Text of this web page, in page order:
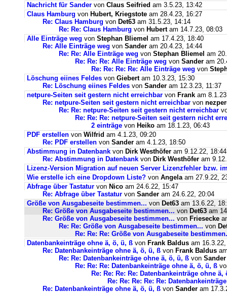
Nachricht für Sander von Claus Seifried am 3.5.23, 13:42
Claus Hamburg von Hubert, Kriegstote am 28.4.23, 16:27
Re: Claus Hamburg von Det63 am 31.5.23, 14:14
Re: Re: Claus Hamburg von Hubertam 14.7.23, 08:03
Alle Einträge weg von Stephan Bliemel am 17.4.23, 18:40
Re: Alle Einträge weg von Sander am 20.4.23, 14:44
Re: Re: Alle Einträge weg von Stephan Bliemel am
Re: Re: Re: Alle Einträge weg von Sander am
Re: Re: Re: Re: Alle Einträge weg von
Löschung eiines Feldes von Giebertam 10.3.23, 15:30
Re: Löschung eiines Feldes von Sander am 12.3.23, 11:37
netpure-Seiten seit gestern nicht erreichbar von Frank am
Re: netpure-Seiten seit gestern nicht erreichbar von
Re: Re: netpure-Seiten seit gestern nicht erreichbar
Re: Re: Re: netpure-Seiten seit gestern nicht
2 einträge von Heiko am 18.1.23, 06:43
PDF erstellen von Wilfrid am 4.1.23, 09:20
Re: PDF erstellen von Sander am 4.1.23, 18:50
Abstimmung in Datenbank von Dirk Westhöfer am 9.12.22, 18:44
Re: Abstimmung in Datenbank von Dirk Westhöfer am
Lizenz-Version Migration auf neuen Server Lizenzfehler bzw.
Wie erstelle ich eine Dropdown Liste? von Angela am 27.9.22,
Abfrage über Tastatur von Nico am 24.6.22, 15:47
Re: Abfrage über Tastatur von Sander am 24.6.22, 20:04
Größe von Ausgabeseite bestimmen... von Det63 am 13.6.22,
Re: Größe von Ausgabeseite bestimmen... von Det63 am
Re: Größe von Ausgabeseite bestimmen... von Friesecke
Re: Re: Größe von Ausgabeseite bestimmen... von
Re: Re: Re: Größe von Ausgabeseite
Datenbankeinträge ohne ä, ö, ü, ß von Frank Baldus am
Re: Datenbankeinträge ohne ä, ö, ü, ß von Frank Baldus
Re: Re: Datenbankeinträge ohne ä, ö, ü, ß von Sander
Re: Re: Re: Datenbankeinträge ohne ä, ö, ü, ß
Re: Re: Re: Re: Datenbankeinträge ohne ä,
Re: Re: Re: Re: Re:
Re: Datenbankeinträge ohne ä, ö, ü, ß von Sander am